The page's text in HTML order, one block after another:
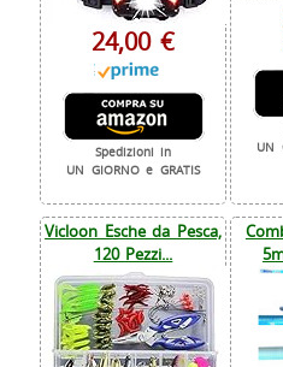
24,00 €
Spedizioni in
UN GIORNO e GRATIS
UN
Vicloon Esche da Pesca,
120 Pezzi...